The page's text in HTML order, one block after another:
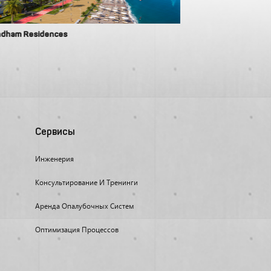
Residences
Сервисы
Инженерия
Консультирование И Тренинги
Аренда Опалубочных Систем
Оптимизация Процессов